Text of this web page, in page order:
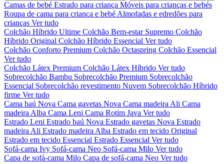
Camas de bebé Estrado para criança Móveis para crianças e bebés
Roupa de cama para criança e bebé Almofadas e edredões para
crianças Ver tudo
Colchão Híbrido Ultime Colchão Bem-estar Supremo Colchão
Híbrido Original Colchão Híbrido Essencial Ver tudo
Colchão Conforto Premium Colchão Octaspring Colchão Essencial
Ver tudo
Colchão Látex Premium Colchão Látex Híbrido Ver tudo
Sobrecolchão Bambu Sobrecolchão Premium Sobrecolchão
Essencial Sobrecolchão revestimento Nuvem Sobrecolchão Híbrido
firme Ver tudo
Cama baú Nova Cama gavetas Nova Cama madeira Ali Cama
madeira Alba Cama Leni Cama Rotim Java Ver tudo
Estrado Leni Estrado baú Nova Estrado gavetas Nova Estrado
madeira Ali Estrado madeira Alba Estrado em tecido Original
Estrado em tecido Essencial Estrado Essencial Ver tudo
Sofá-cama Ivy Sofá-cama Neo Sofá-cama Milo Ver tudo
Capa de sofá-cama Milo Capa de sofá-cama Neo Ver tudo